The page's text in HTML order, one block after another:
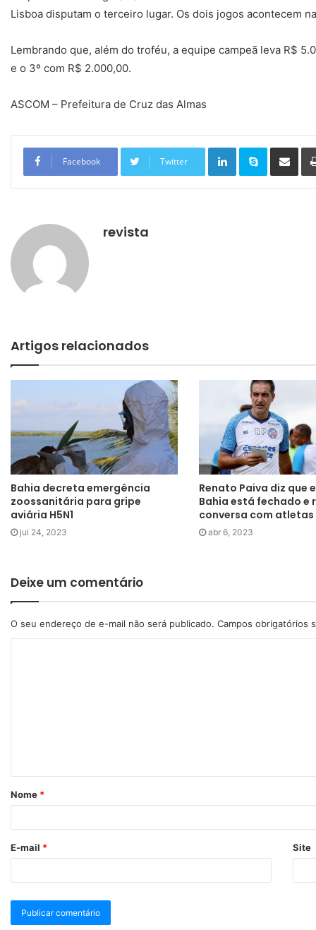
Lisboa disputam o terceiro lugar. Os dois jogos acontecem
Lembrando que, além do troféu, a equipe campeã leva R$
e o 3º com R$ 2.000,00.
ASCOM – Prefeitura de Cruz das Almas
Facebook Twitter
Linkedin Skype
revista
Artigos relacionados
Bahia decreta emergência
zoossanitária para gripe
aviária H5N1
jul 24, 2023
Renato Paiva diz que
Bahia está fechado e
conversa com atletas
abr 6, 2023
Deixe um comentário
O seu endereço de e-mail não será publicado. Campos obrigatórios
Nome *
E-mail * Site